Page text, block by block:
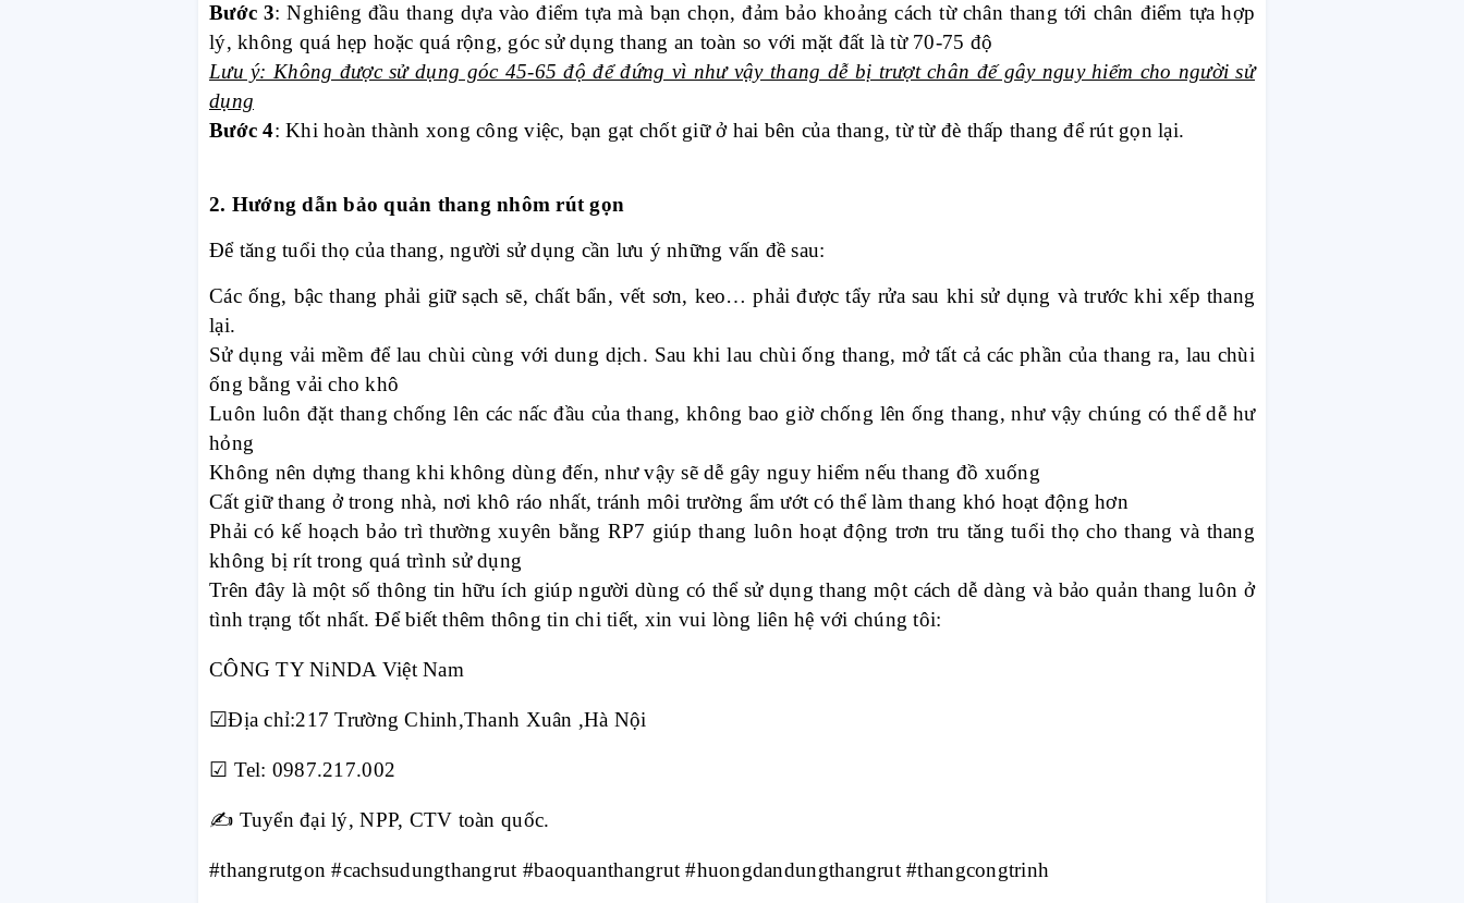
Bước 3: Nghiêng đầu thang dựa vào điểm tựa mà bạn chọn, đảm bảo khoảng cách từ chân thang tới chân điểm tựa hợp
lý, không quá hẹp hoặc quá rộng, góc sử dụng thang an toàn so với mặt đất là từ 70-75 độ
Lưu ý: Không được sử dụng góc 45-65 độ để đứng vì như vậy thang dễ bị trượt chân đế gây nguy hiểm cho người sử
dụng
Bước 4: Khi hoàn thành xong công việc, bạn gạt chốt giữ ở hai bên của thang, từ từ đè thấp thang để rút gọn lại.
2. Hướng dẫn bảo quản thang nhôm rút gọn
Để tăng tuổi thọ của thang, người sử dụng cần lưu ý những vấn đề sau:
Các ống, bậc thang phải giữ sạch sẽ, chất bẩn, vết sơn, keo… phải được tẩy rửa sau khi sử dụng và trước khi xếp thang
lại.
Sử dụng vải mềm để lau chùi cùng với dung dịch. Sau khi lau chùi ống thang, mở tất cả các phần của thang ra, lau chùi
ống bằng vải cho khô
Luôn luôn đặt thang chống lên các nấc đầu của thang, không bao giờ chống lên ống thang, như vậy chúng có thể dễ hư
hỏng
Không nên dựng thang khi không dùng đến, như vậy sẽ dễ gây nguy hiểm nếu thang đồ xuống
Cất giữ thang ở trong nhà, nơi khô ráo nhất, tránh môi trường ẩm ướt có thể làm thang khó hoạt động hơn
Phải có kế hoạch bảo trì thường xuyên bằng RP7 giúp thang luôn hoạt động trơn tru tăng tuổi thọ cho thang và thang
không bị rít trong quá trình sử dụng
Trên đây là một số thông tin hữu ích giúp người dùng có thể sử dụng thang một cách dễ dàng và bảo quản thang luôn ở
tình trạng tốt nhất. Để biết thêm thông tin chi tiết, xin vui lòng liên hệ với chúng tôi:
CÔNG TY NiNDA Việt Nam
☑Địa chỉ:217 Trường Chinh,Thanh Xuân ,Hà Nội
☑ Tel: 0987.217.002
✍️ Tuyển đại lý, NPP, CTV toàn quốc.
#thangrutgon #cachsudungthangrut #baoquanthangrut #huongdandungthangrut #thangcongtrinh